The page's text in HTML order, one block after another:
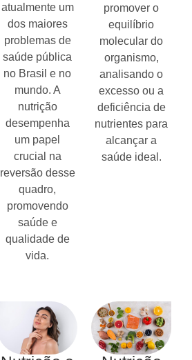
atualmente um
dos maiores
problemas de
saúde pública
no Brasil e no
mundo. A
nutrição
desempenha
um papel
crucial na
reversão desse
quadro,
promovendo
saúde e
qualidade de
vida.
promover o
equilíbrio
molecular do
organismo,
analisando o
excesso ou a
deficiência de
nutrientes para
alcançar a
saúde ideal.